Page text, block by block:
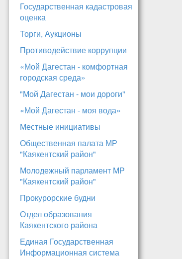
Государственная кадастровая
оценка
Торги, Аукционы
Противодействие коррупции
«Мой Дагестан - комфортная
городская среда»
"Мой Дагестан - мои дороги"
«Мой Дагестан - моя вода»
Местные инициативы
Общественная палата МР
"Каякентский район"
Молодежный парламент МР
"Каякентский район"
Прокурорские будни
Отдел образования
Каякентского района
Единая Государственная
Информационная система